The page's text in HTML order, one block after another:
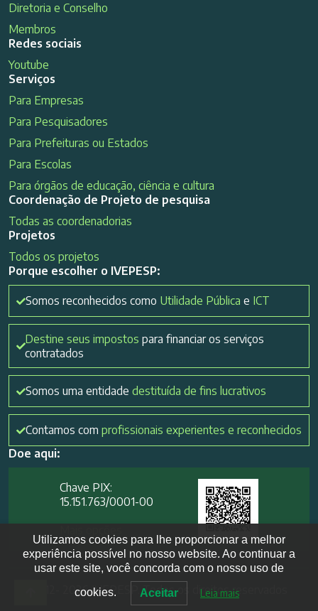
Diretoria e Conselho
Membros
Redes sociais
Youtube
Serviços
Para Empresas
Para Pesquisadores
Para Prefeituras ou Estados
Para Escolas
Para órgãos de educação, ciência e cultura
Coordenação de Projeto de pesquisa
Todas as coordenadorias
Projetos
Todos os projetos
Porque escolher o IVEPESP:
Somos reconhecidos como Utilidade Pública e ICT
Destine seus impostos para financiar os serviços
contratados
Somos uma entidade destituída de fins lucrativos
Contamos com profissionais experientes e reconhecidos
Doe aqui:
Chave PIX:
15.151.763/0001-00​
2012- 2026 IVEPESP. Todos os direitos reservados
Utilizamos cookies para lhe proporcionar a melhor
experiência possível no nosso website. Ao continuar a
usar este site, você concorda com o nosso uso de
cookies. Aceitar Leia mais